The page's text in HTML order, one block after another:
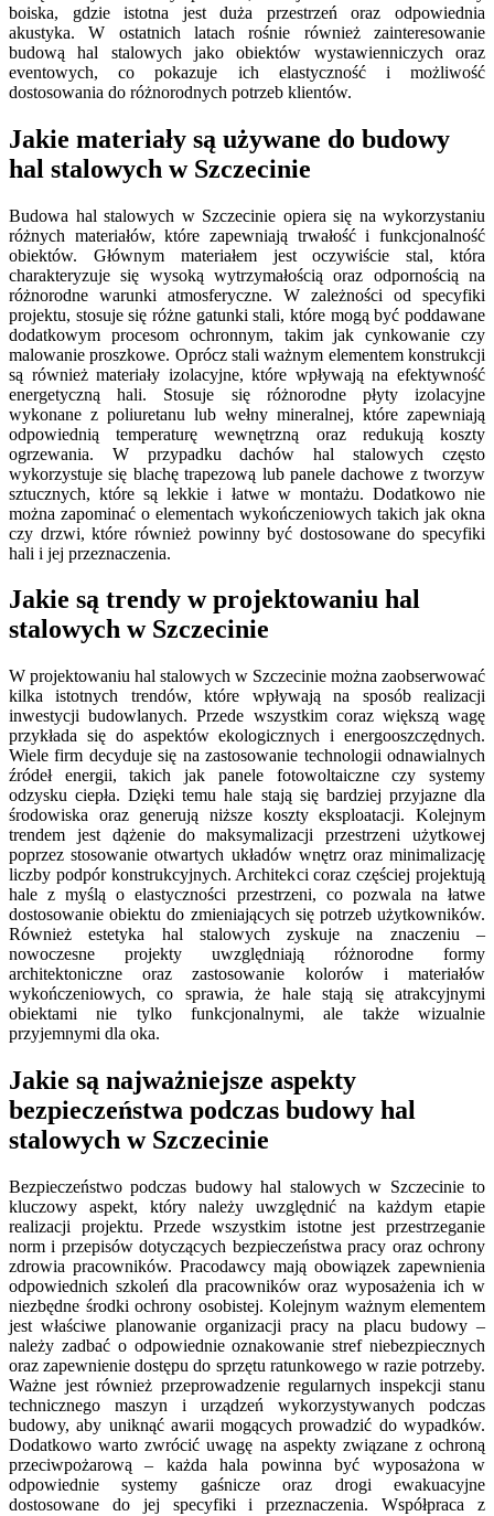
boiska, gdzie istotna jest duża przestrzeń oraz odpowiednia
akustyka. W ostatnich latach rośnie również zainteresowanie
budową hal stalowych jako obiektów wystawienniczych oraz
eventowych, co pokazuje ich elastyczność i możliwość
dostosowania do różnorodnych potrzeb klientów.
Jakie materiały są używane do budowy
hal stalowych w Szczecinie
Budowa hal stalowych w Szczecinie opiera się na wykorzystaniu
różnych materiałów, które zapewniają trwałość i funkcjonalność
obiektów. Głównym materiałem jest oczywiście stal, która
charakteryzuje się wysoką wytrzymałością oraz odpornością na
różnorodne warunki atmosferyczne. W zależności od specyfiki
projektu, stosuje się różne gatunki stali, które mogą być poddawane
dodatkowym procesom ochronnym, takim jak cynkowanie czy
malowanie proszkowe. Oprócz stali ważnym elementem konstrukcji
są również materiały izolacyjne, które wpływają na efektywność
energetyczną hali. Stosuje się różnorodne płyty izolacyjne
wykonane z poliuretanu lub wełny mineralnej, które zapewniają
odpowiednią temperaturę wewnętrzną oraz redukują koszty
ogrzewania. W przypadku dachów hal stalowych często
wykorzystuje się blachę trapezową lub panele dachowe z tworzyw
sztucznych, które są lekkie i łatwe w montażu. Dodatkowo nie
można zapominać o elementach wykończeniowych takich jak okna
czy drzwi, które również powinny być dostosowane do specyfiki
hali i jej przeznaczenia.
Jakie są trendy w projektowaniu hal
stalowych w Szczecinie
W projektowaniu hal stalowych w Szczecinie można zaobserwować
kilka istotnych trendów, które wpływają na sposób realizacji
inwestycji budowlanych. Przede wszystkim coraz większą wagę
przykłada się do aspektów ekologicznych i energooszczędnych.
Wiele firm decyduje się na zastosowanie technologii odnawialnych
źródeł energii, takich jak panele fotowoltaiczne czy systemy
odzysku ciepła. Dzięki temu hale stają się bardziej przyjazne dla
środowiska oraz generują niższe koszty eksploatacji. Kolejnym
trendem jest dążenie do maksymalizacji przestrzeni użytkowej
poprzez stosowanie otwartych układów wnętrz oraz minimalizację
liczby podpór konstrukcyjnych. Architekci coraz częściej projektują
hale z myślą o elastyczności przestrzeni, co pozwala na łatwe
dostosowanie obiektu do zmieniających się potrzeb użytkowników.
Również estetyka hal stalowych zyskuje na znaczeniu –
nowoczesne projekty uwzględniają różnorodne formy
architektoniczne oraz zastosowanie kolorów i materiałów
wykończeniowych, co sprawia, że hale stają się atrakcyjnymi
obiektami nie tylko funkcjonalnymi, ale także wizualnie
przyjemnymi dla oka.
Jakie są najważniejsze aspekty
bezpieczeństwa podczas budowy hal
stalowych w Szczecinie
Bezpieczeństwo podczas budowy hal stalowych w Szczecinie to
kluczowy aspekt, który należy uwzględnić na każdym etapie
realizacji projektu. Przede wszystkim istotne jest przestrzeganie
norm i przepisów dotyczących bezpieczeństwa pracy oraz ochrony
zdrowia pracowników. Pracodawcy mają obowiązek zapewnienia
odpowiednich szkoleń dla pracowników oraz wyposażenia ich w
niezbędne środki ochrony osobistej. Kolejnym ważnym elementem
jest właściwe planowanie organizacji pracy na placu budowy –
należy zadbać o odpowiednie oznakowanie stref niebezpiecznych
oraz zapewnienie dostępu do sprzętu ratunkowego w razie potrzeby.
Ważne jest również przeprowadzenie regularnych inspekcji stanu
technicznego maszyn i urządzeń wykorzystywanych podczas
budowy, aby uniknąć awarii mogących prowadzić do wypadków.
Dodatkowo warto zwrócić uwagę na aspekty związane z ochroną
przeciwpożarową – każda hala powinna być wyposażona w
odpowiednie systemy gaśnicze oraz drogi ewakuacyjne
dostosowane do jej specyfiki i przeznaczenia. Współpraca z